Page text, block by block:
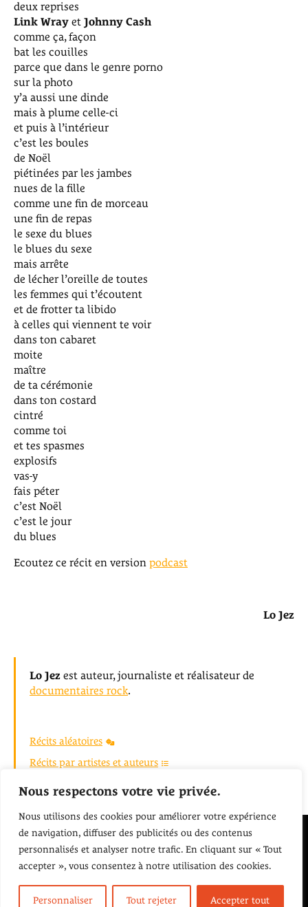
Nous respectons votre vie privée.
Nous utilisons des cookies pour améliorer votre expérience
de navigation, diffuser des publicités ou des contenus
personnalisés et analyser notre trafic. En cliquant sur « Tout
accepter », vous consentez à notre utilisation des cookies.
Personnaliser Tout rejeter Accepter tout
deux reprises
Link Wray et Johnny Cash
comme ça, façon
bat les couilles
parce que dans le genre porno
sur la photo
y’a aussi une dinde
mais à plume celle-ci
et puis à l’intérieur
c’est les boules
de Noël
piétinées par les jambes
nues de la fille
comme une fin de morceau
une fin de repas
le sexe du blues
le blues du sexe
mais arrête
de lécher l’oreille de toutes
les femmes qui t’écoutent
et de frotter ta libido
à celles qui viennent te voir
dans ton cabaret
moite
maître
de ta cérémonie
dans ton costard
cintré
comme toi
et tes spasmes
explosifs
vas-y
fais péter
c’est Noël
c’est le jour
du blues
Ecoutez ce récit en version podcast
Lo Jez
Récits aléatoires
Récits par artistes et auteurs
Lo Jez est auteur, journaliste et réalisateur de
documentaires rock.
Écoutons Nos pochettes
Mentions légales